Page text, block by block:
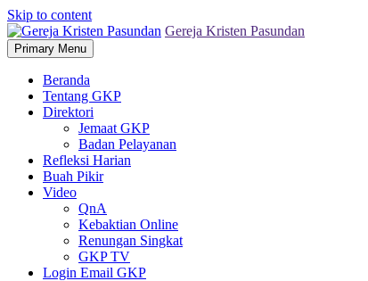
Skip to content
Gereja Kristen Pasundan
Primary Menu
Beranda
Tentang GKP
Direktori
Jemaat GKP
Badan Pelayanan
Refleksi Harian
Buah Pikir
Video
QnA
Kebaktian Online
Renungan Singkat
GKP TV
Login Email GKP